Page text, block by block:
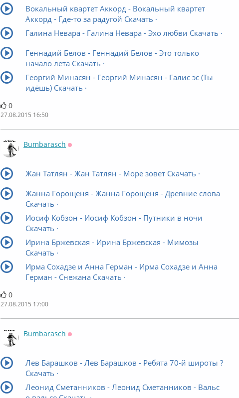
Вокальный квартет Аккорд - Вокальный квартет
Аккорд - Где-то за радугой Скачать ·
Галина Невара - Галина Невара - Эхо любви Скачать ·
Геннадий Белов - Геннадий Белов - Это только
начало лета Скачать ·
Георгий Минасян - Георгий Минасян - Галис эс (Ты
идёшь) Скачать ·
0
27.08.2015 16:50
Bumbarasch
Жан Татлян - Жан Татлян - Море зовет Скачать ·
Жанна Горощеня - Жанна Горощеня - Древние слова
Скачать ·
Иосиф Кобзон - Иосиф Кобзон - Путники в ночи
Скачать ·
Ирина Бржевская - Ирина Бржевская - Мимозы
Скачать ·
Ирма Сохадзе и Анна Герман - Ирма Сохадзе и Анна
Герман - Снежана Скачать ·
0
27.08.2015 17:00
Bumbarasch
Лев Барашков - Лев Барашков - Ребята 70-й широты ?
Скачать ·
Леонид Сметанников - Леонид Сметанников - Вальс